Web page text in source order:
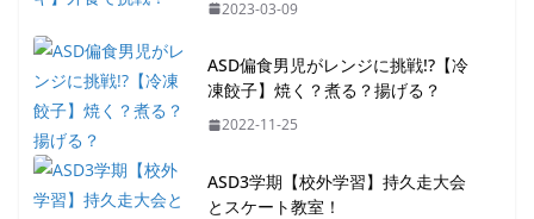
2023-03-09
ASD偏食男児がレンジに挑戦!?【冷
凍餃子】焼く？煮る？揚げる？
2022-11-25
ASD3学期【校外学習】持久走大会
とスケート教室！